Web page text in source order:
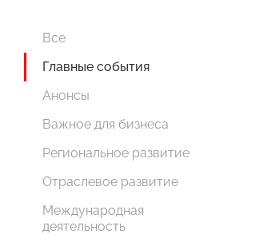
Все
Главные события
Анонсы
Важное для бизнеса
Региональное развитие
Отраслевое развитие
Международная
деятельность